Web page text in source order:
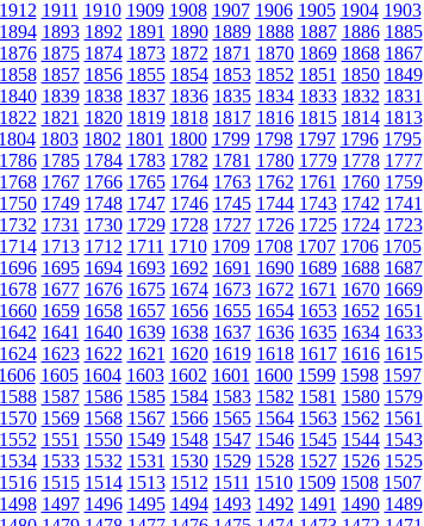
1912 1911 1910 1909 1908 1907 1906 1905 1904 1903
1894 1893 1892 1891 1890 1889 1888 1887 1886 1885
1876 1875 1874 1873 1872 1871 1870 1869 1868 1867
1858 1857 1856 1855 1854 1853 1852 1851 1850 1849
1840 1839 1838 1837 1836 1835 1834 1833 1832 1831
1822 1821 1820 1819 1818 1817 1816 1815 1814 1813
1804 1803 1802 1801 1800 1799 1798 1797 1796 1795
1786 1785 1784 1783 1782 1781 1780 1779 1778 1777
1768 1767 1766 1765 1764 1763 1762 1761 1760 1759
1750 1749 1748 1747 1746 1745 1744 1743 1742 1741
1732 1731 1730 1729 1728 1727 1726 1725 1724 1723
1714 1713 1712 1711 1710 1709 1708 1707 1706 1705
1696 1695 1694 1693 1692 1691 1690 1689 1688 1687
1678 1677 1676 1675 1674 1673 1672 1671 1670 1669
1660 1659 1658 1657 1656 1655 1654 1653 1652 1651
1642 1641 1640 1639 1638 1637 1636 1635 1634 1633
1624 1623 1622 1621 1620 1619 1618 1617 1616 1615
1606 1605 1604 1603 1602 1601 1600 1599 1598 1597
1588 1587 1586 1585 1584 1583 1582 1581 1580 1579
1570 1569 1568 1567 1566 1565 1564 1563 1562 1561
1552 1551 1550 1549 1548 1547 1546 1545 1544 1543
1534 1533 1532 1531 1530 1529 1528 1527 1526 1525
1516 1515 1514 1513 1512 1511 1510 1509 1508 1507
1498 1497 1496 1495 1494 1493 1492 1491 1490 1489